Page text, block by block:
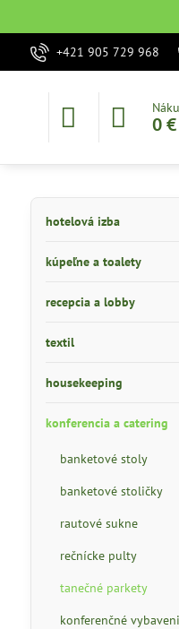
+421 905 729 968
0 €
hotelová izba
kúpeľne a toalety
recepcia a lobby
textil
housekeeping
konferencia a catering
banketové stoly
banketové stoličky
rautové sukne
rečnícke pulty
tanečné parkety
konferenčné